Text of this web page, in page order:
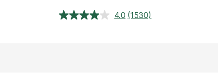
4.0 Leggi
(1530)